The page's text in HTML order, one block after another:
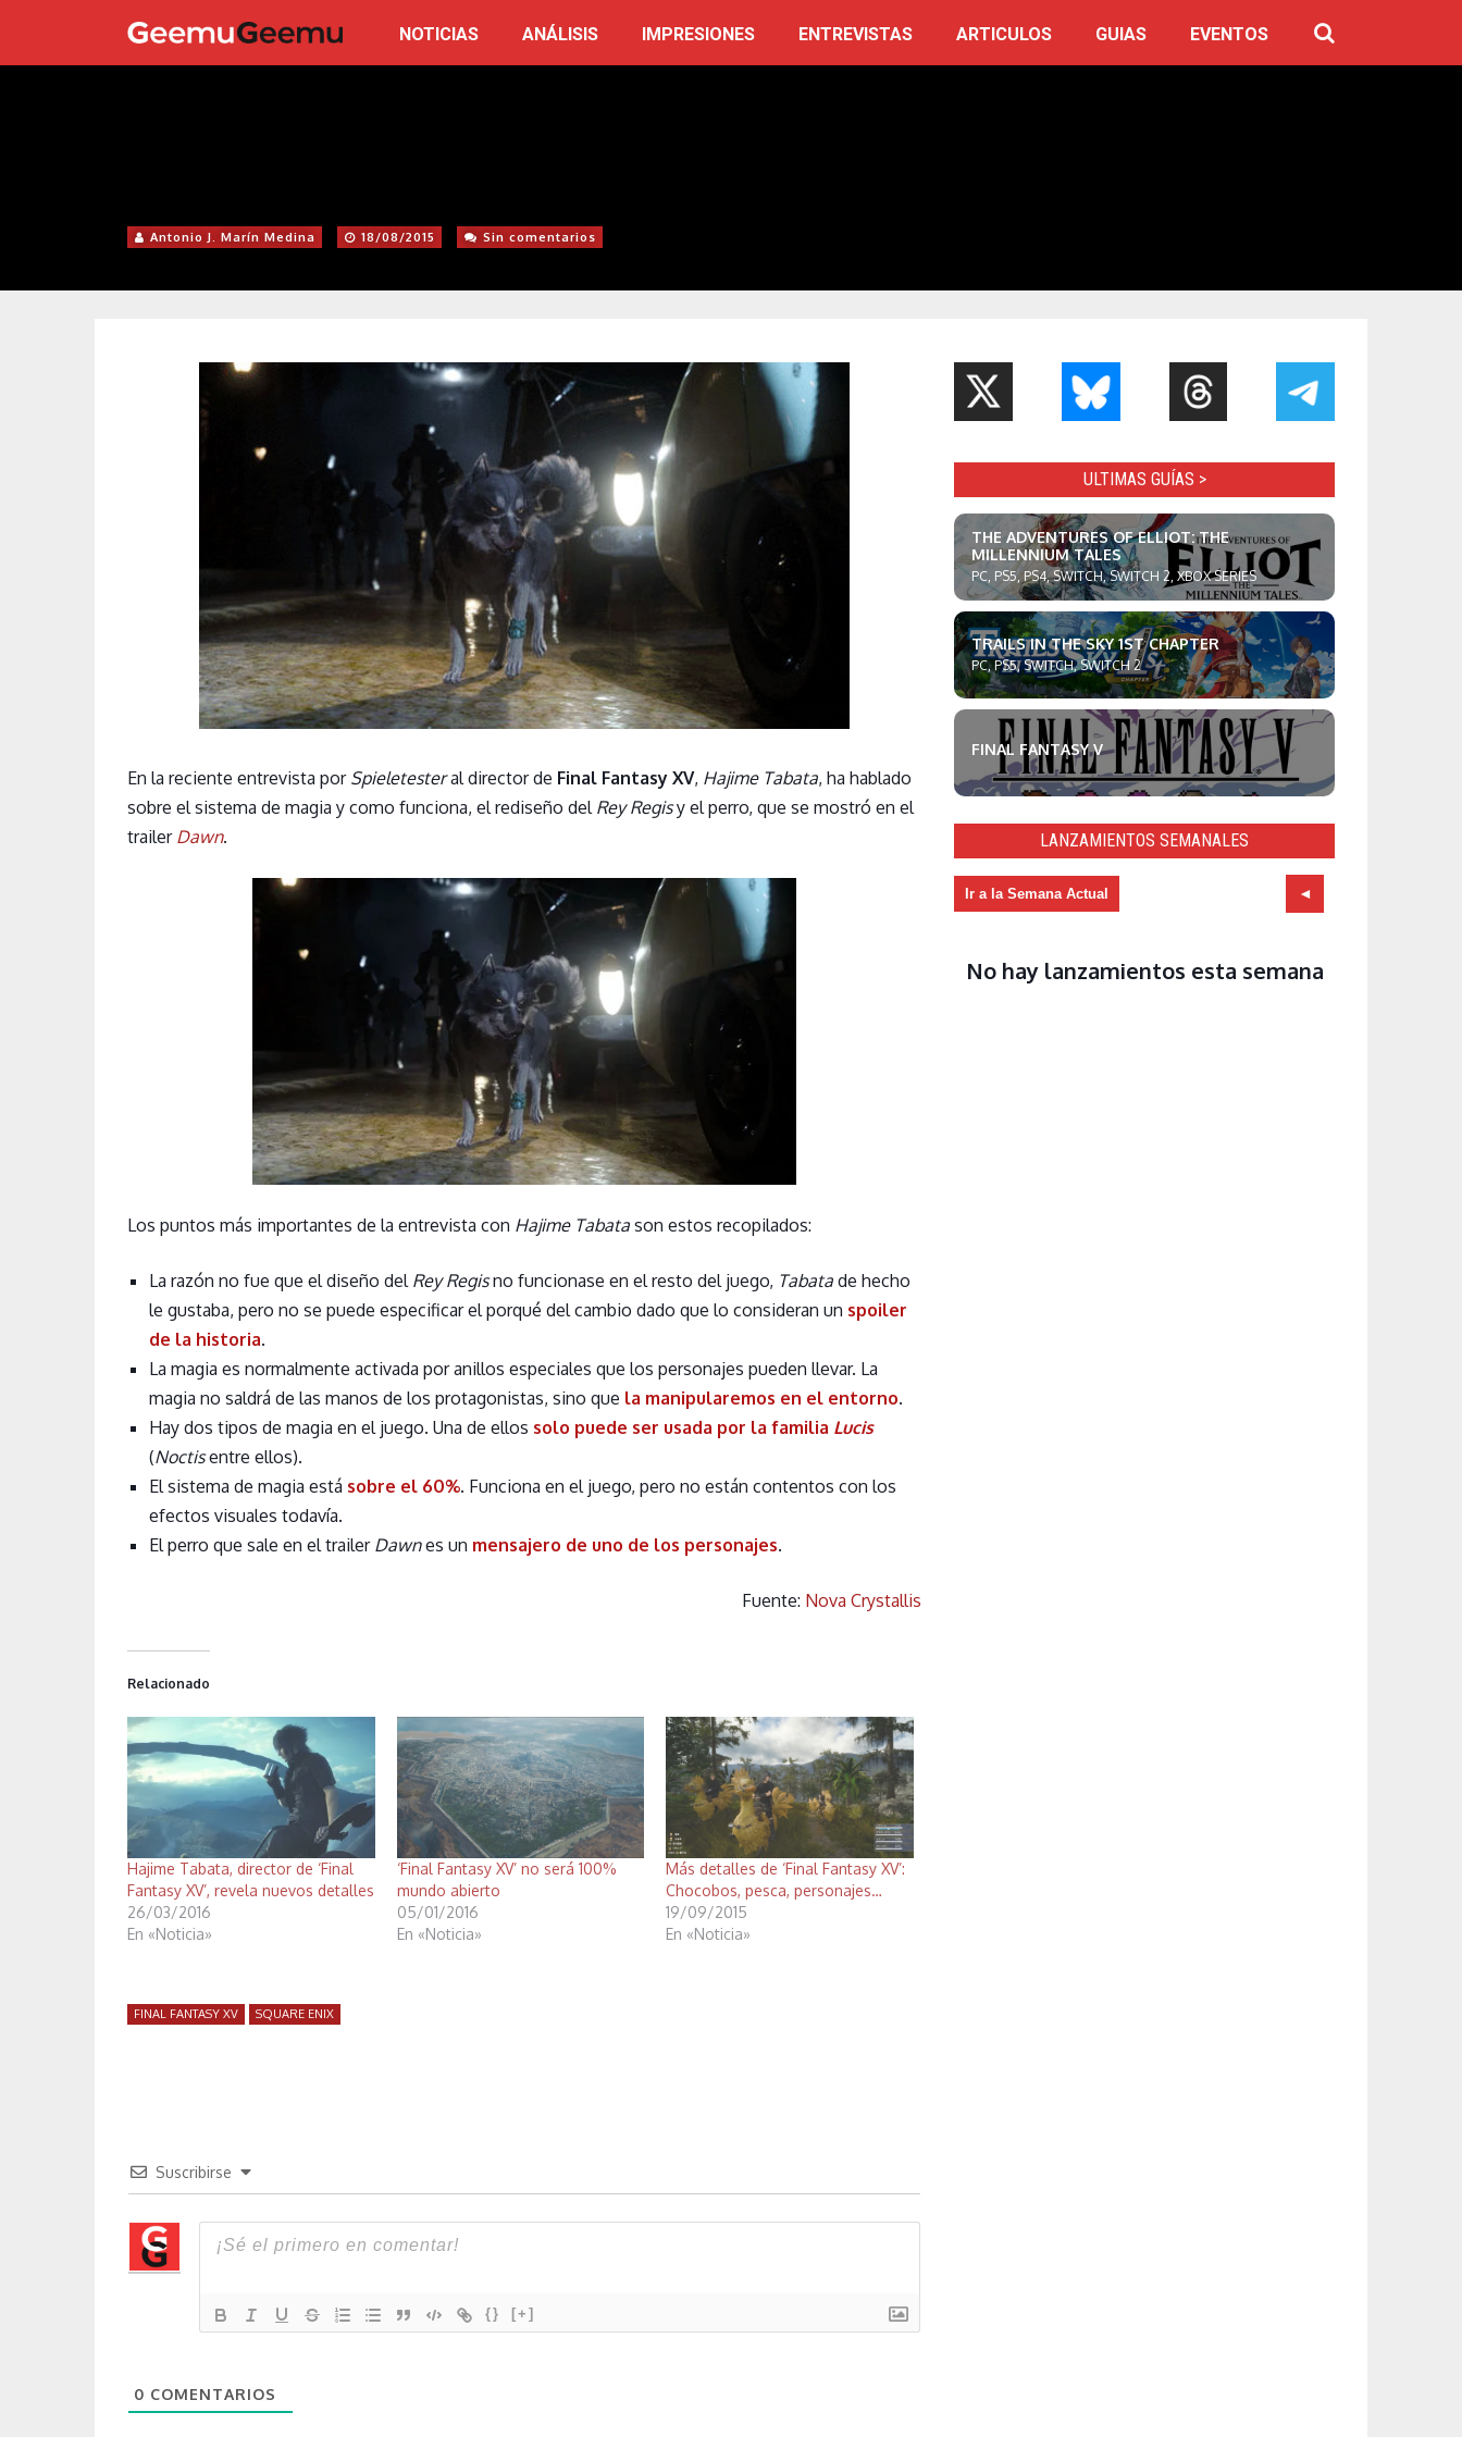
NOTICIAS ANÁLISIS IMPRESIONES ENTREVISTAS ARTICULOS GUIAS EVENTOS
Antonio J. Marín Medina 18/08/2015 Sin comentarios
En la reciente entrevista por Spieletesteral director de Final Fantasy XV, Hajime Tabata, ha hablado
sobre el sistema de magia y como funciona, el rediseño del Rey Regisy el perro, que se mostró en el
trailer Dawn.
Los puntos más importantes de la entrevista con Hajime Tabata son estos recopilados:
La razón no fue que el diseño del Rey Regisno funcionase en el resto del juego, Tabata de hecho
le gustaba, pero no se puede especificar el porqué del cambio dado que lo consideran un spoiler
de la historia.
La magia es normalmente activada por anillos especiales que los personajes pueden llevar. La
magia no saldrá de las manos de los protagonistas, sino que la manipularemos en el entorno.
Hay dos tipos de magia en el juego. Una de ellos solo puede ser usada por la familia Lucis
(Noctisentre ellos).
El sistema de magia está sobre el 60%. Funciona en el juego, pero no están contentos con los
efectos visuales todavía.
El perro que sale en el trailer Dawnes un mensajero de uno de los personajes.
Fuente: Nova Crystallis
Relacionado
Hajime Tabata, director de ‘Final
Fantasy XV’, revela nuevos detalles
26/03/2016
En «Noticia»
‘Final Fantasy XV’ no será 100%
mundo abierto
05/01/2016
En «Noticia»
Más detalles de ‘Final Fantasy XV’:
Chocobos, pesca, personajes…
19/09/2015
En «Noticia»
FINAL FANTASY XV SQUARE ENIX
Suscribirse
{} [+]
0 COMENTARIOS
ULTIMAS GUÍAS >
THE ADVENTURES OF ELLIOT: THE
MILLENNIUM TALES
PC, PS5, PS4, SWITCH, SWITCH 2, XBOX SERIES
TRAILS IN THE SKY 1ST CHAPTER
PC, PS5, SWITCH, SWITCH 2
FINAL FANTASY V
LANZAMIENTOS SEMANALES
Ir a la Semana Actual
No hay lanzamientos esta semana